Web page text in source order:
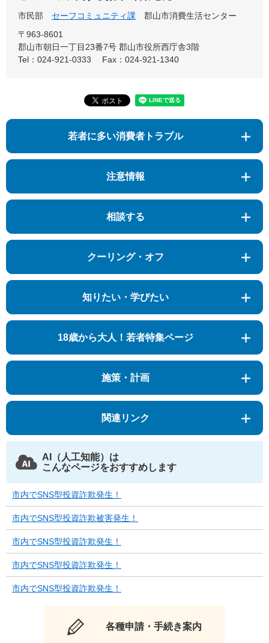
市民部 セーフコミュニティ課
郡山市消費生活センター
〒963-8601
郡山市朝日一丁目23番7号 郡山市役所西庁舎3階
Tel：024-921-0333
Fax：024-921-1340
若者に多い消費者トラブル
注意情報
相談する
クーリング・オフ
知りたい・学びたい
18歳から大人！若者特集ページ
施策・計画
関連リンク
AI（人工知能）は
こんなページをおすすめします
市内でSNS型投資詐欺発生！
市内でSNS型投資詐欺被害発生！
市内でSNS型投資詐欺発生！
市内でSNS型投資詐欺発生！
市内でSNS型投資詐欺発生！
各種申請・手続き案内